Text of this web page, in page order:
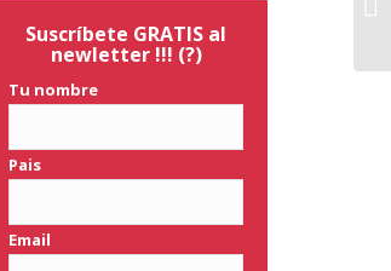
Suscríbete GRATIS al
newletter !!! (?)
Tu nombre
Pais
Email